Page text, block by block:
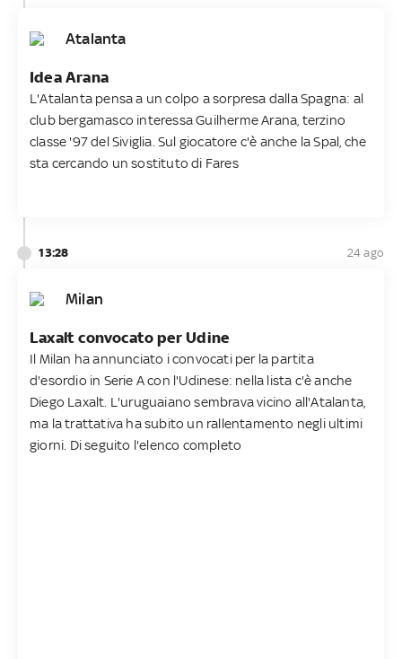
Atalanta
Idea Arana
L'Atalanta pensa a un colpo a sorpresa dalla Spagna: al
club bergamasco interessa Guilherme Arana, terzino
classe '97 del Siviglia. Sul giocatore c'è anche la Spal, che
sta cercando un sostituto di Fares
13:28 24 ago
Milan
Laxalt convocato per Udine
Il Milan ha annunciato i convocati per la partita
d'esordio in Serie A con l'Udinese: nella lista c'è anche
Diego Laxalt. L'uruguaiano sembrava vicino all'Atalanta,
ma la trattativa ha subito un rallentamento negli ultimi
giorni. Di seguito l'elenco completo